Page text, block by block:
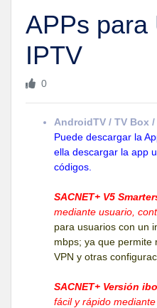
APPs para
IPTV
0
AndroidTV / TV Box
Puede descargar la
ella descargar la app
códigos.
SACNET+ V5
mediante usuario,
para usuarios con un
mbps; ya que permite
VPN y otras
SACNET+ Versión
fácil y rápido